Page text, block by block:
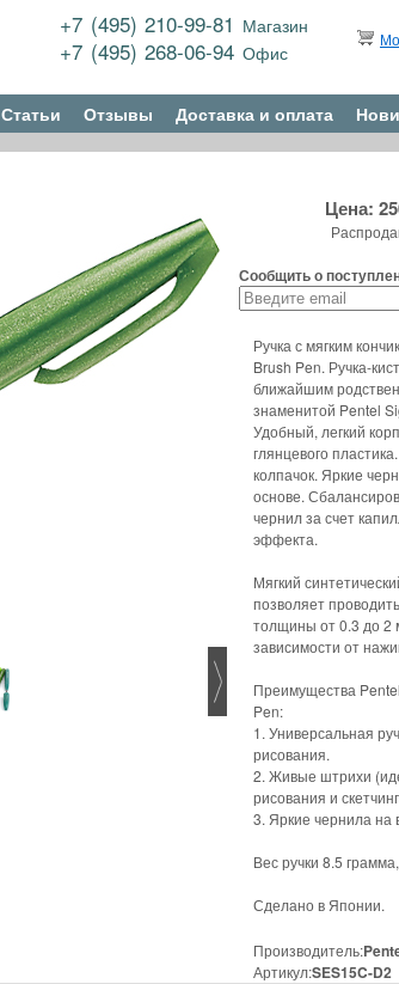
+7 (495) 210-99-81 Магазин
+7 (495) 268-06-94Офис
Статьи Отзывы Доставка и оплата
Цена:
Сообщить о
Ручка с мягким
Brush Pen. Ручка-
ближайшим
знаменитой Pentel
Удобный, легкий
глянцевого
колпачок. Яркие
основе.
чернил за счет
эффекта.
Мягкий
позволяет
толщины от 0.3 до 2
зависимости от
Преимущества
Pen:
1. Универсальная
рисования.
2. Живые штрихи
рисования и
3. Яркие чернила на
Вес ручки 8.5
Сделано в Японии.
Производитель:
Артикул:SES15C-D2